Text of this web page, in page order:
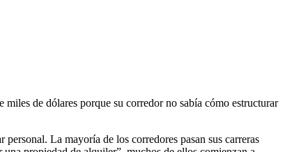
miles de dólares porque su corredor no sabía cómo estructurar
La mayoría de los corredores pasan sus carreras